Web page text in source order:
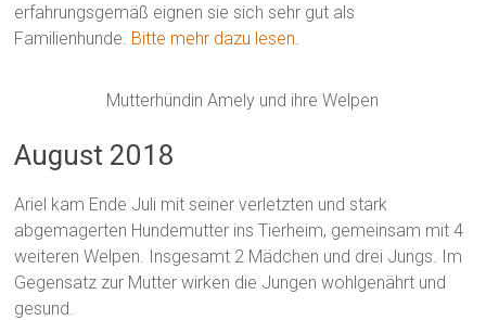
erfahrungsgemäß eignen sie sich sehr gut als
Familienhunde. Bitte mehr dazu lesen.
Mutterhündin Amely und ihre Welpen
August 2018
Ariel kam Ende Juli mit seiner verletzten und stark
abgemagerten Hundemutter ins Tierheim, gemeinsam mit 4
weiteren Welpen. Insgesamt 2 Mädchen und drei Jungs. Im
Gegensatz zur Mutter wirken die Jungen wohlgenährt und
gesund.